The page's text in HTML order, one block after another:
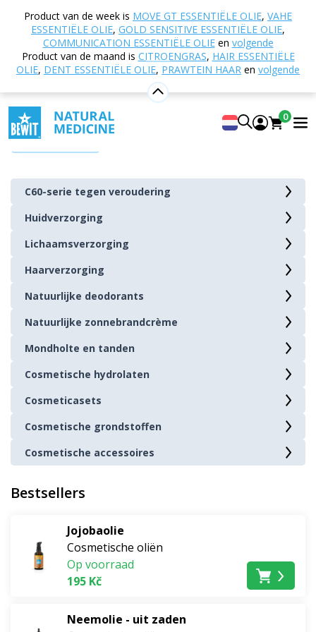
Product van de week is MOVE GT ESSENTIËLE OLIE, VAHE
ESSENTIËLE OLIE, GOLD SENSITIVE ESSENTIËLE OLIE,
COMMUNICATION ESSENTIËLE OLIEen volgende
Product van de maand is CITROENGRAS, HAIR ESSENTIËLE
OLIE, DENT ESSENTIËLE OLIE, PRAWTEIN HAAR en volgende
0
E-shop Natuurlijke cosmetica
Natuurlijke cosmetica
Hoofdlijnen van het artikel
over "Natuurlijke cosmetica
Hoofdtitel (H1): Natuurlijke
zonder compromissen
Ondertitel (H2): Introductie van natuurlijke cosmetica
Subtitel (H3): Definitie en filosofie van
natuurlijke cosmetica
Subtitel (H3): Voordelen van natuurlijke
cosmetica
Subtitel (H3): Kruiden en plantenextracten
Subtitel (H3): Oliën en essentiële oliën
Subtitel (H3): Veilige en gecertificeerde
Ondertitel (H2): Natuurlijke cosmetica in de praktijk
van natuurlijke cosmetica van hoge kwaliteit
Meer tonen
C60-serie tegen veroudering
Huidverzorging
Lichaamsverzorging
Haarverzorging
Natuurlijke deodorants
Natuurlijke zonnebrandcrème
Mondholte en tanden
Cosmetische hydrolaten
Cosmeticasets
Cosmetische grondstoffen
Cosmetische accessoires
Bestsellers
Jojobaolie
Cosmetische oliën
Op voorraad
195 Kč
Neemolie - uit zaden